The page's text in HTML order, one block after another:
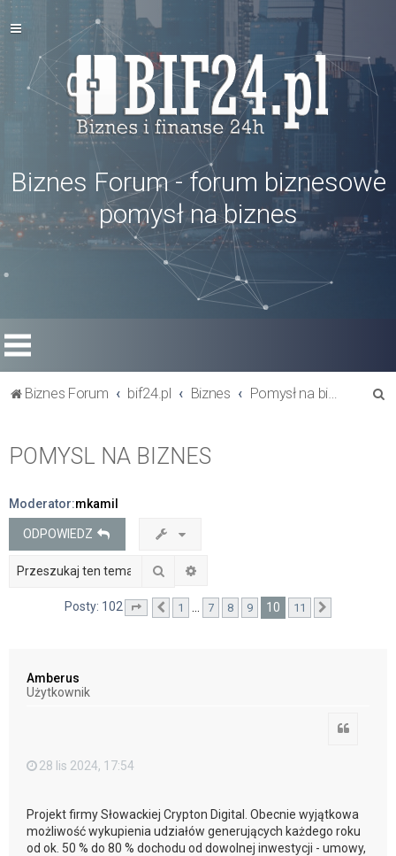
Biznes Forum - forum biznesowe
pomysł na biznes
Biznes Forum bif24.pl Biznes Pomysł na biznes
POMYSL NA BIZNES
Moderator:mkamil
ODPOWIEDZ
Szukaj
Posty: 102 Strona 10 z 11
Poprzednia
1 7 8 9 10 11
Amberus
Użytkownik
28 lis 2024, 17:54
Projekt firmy Słowackiej Crypton Digital. Obecnie wyjątkowa
możliwość wykupienia udziałów generujących każdego roku
od ok. 50 % do 80 % dochodu od dowolnej inwestycji - umowy,